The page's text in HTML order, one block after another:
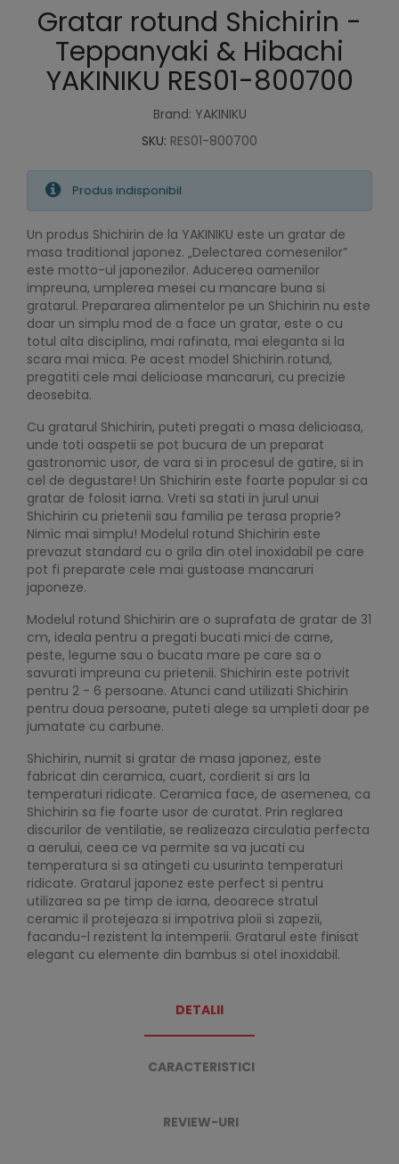
Gratar rotund Shichirin -
Teppanyaki & Hibachi
YAKINIKU RES01-800700
Brand: YAKINIKU
SKU: RES01-800700
Produs indisponibil
Un produs Shichirin de la YAKINIKU este un gratar de
masa traditional japonez. „Delectarea comesenilor”
este motto-ul japonezilor. Aducerea oamenilor
impreuna, umplerea mesei cu mancare buna si
gratarul. Prepararea alimentelor pe un Shichirin nu este
doar un simplu mod de a face un gratar, este o cu
totul alta disciplina, mai rafinata, mai eleganta si la
scara mai mica. Pe acest model Shichirin rotund,
pregatiti cele mai delicioase mancaruri, cu precizie
deosebita.
Cu gratarul Shichirin, puteti pregati o masa delicioasa,
unde toti oaspetii se pot bucura de un preparat
gastronomic usor, de vara si in procesul de gatire, si in
cel de degustare! Un Shichirin este foarte popular si ca
gratar de folosit iarna. Vreti sa stati in jurul unui
Shichirin cu prietenii sau familia pe terasa proprie?
Nimic mai simplu! Modelul rotund Shichirin este
prevazut standard cu o grila din otel inoxidabil pe care
pot fi preparate cele mai gustoase mancaruri
japoneze.
Modelul rotund Shichirin are o suprafata de gratar de 31
cm, ideala pentru a pregati bucati mici de carne,
peste, legume sau o bucata mare pe care sa o
savurati impreuna cu prietenii. Shichirin este potrivit
pentru 2 - 6 persoane. Atunci cand utilizati Shichirin
pentru doua persoane, puteti alege sa umpleti doar pe
jumatate cu carbune.
Shichirin, numit si gratar de masa japonez, este
fabricat din ceramica, cuart, cordierit si ars la
temperaturi ridicate. Ceramica face, de asemenea, ca
Shichirin sa fie foarte usor de curatat. Prin reglarea
discurilor de ventilatie, se realizeaza circulatia perfecta
a aerului, ceea ce va permite sa va jucati cu
temperatura si sa atingeti cu usurinta temperaturi
ridicate. Gratarul japonez este perfect si pentru
utilizarea sa pe timp de iarna, deoarece stratul
ceramic il protejeaza si impotriva ploii si zapezii,
facandu-l rezistent la intemperii. Gratarul este finisat
elegant cu elemente din bambus si otel inoxidabil.
DETALII
CARACTERISTICI
REVIEW-URI